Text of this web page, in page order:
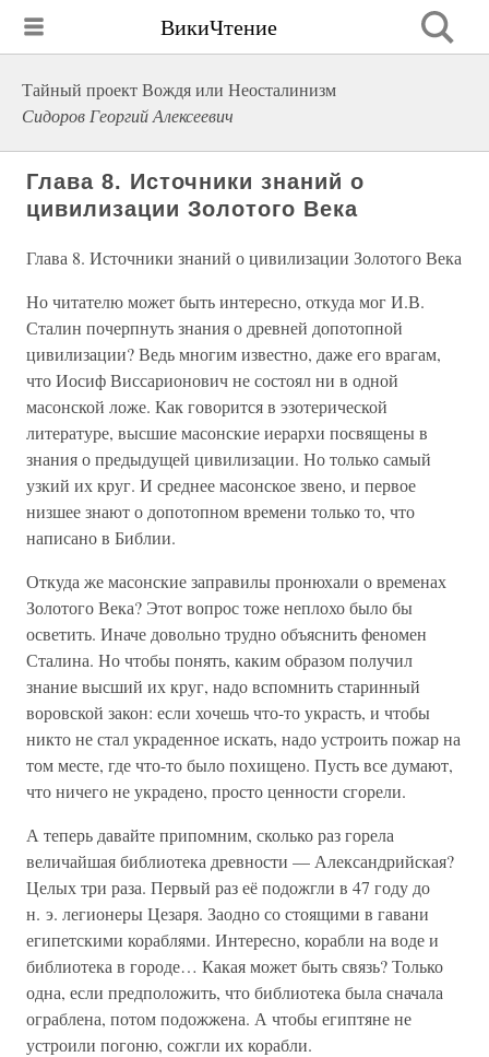
ВикиЧтение
Тайный проект Вождя или Неосталинизм
Сидоров Георгий Алексеевич
Глава 8. Источники знаний о
цивилизации Золотого Века
Глава 8. Источники знаний о цивилизации Золотого Века
Но читателю может быть интересно, откуда мог И.В.
Сталин почерпнуть знания о древней допотопной
цивилизации? Ведь многим известно, даже его врагам,
что Иосиф Виссарионович не состоял ни в одной
масонской ложе. Как говорится в эзотерической
литературе, высшие масонские иерархи посвящены в
знания о предыдущей цивилизации. Но только самый
узкий их круг. И среднее масонское звено, и первое
низшее знают о допотопном времени только то, что
написано в Библии.
Откуда же масонские заправилы пронюхали о временах
Золотого Века? Этот вопрос тоже неплохо было бы
осветить. Иначе довольно трудно объяснить феномен
Сталина. Но чтобы понять, каким образом получил
знание высший их круг, надо вспомнить старинный
воровской закон: если хочешь что-то украсть, и чтобы
никто не стал украденное искать, надо устроить пожар на
том месте, где что-то было похищено. Пусть все думают,
что ничего не украдено, просто ценности сгорели.
А теперь давайте припомним, сколько раз горела
величайшая библиотека древности — Александрийская?
Целых три раза. Первый раз её подожгли в 47 году до
н. э. легионеры Цезаря. Заодно со стоящими в гавани
египетскими кораблями. Интересно, корабли на воде и
библиотека в городе… Какая может быть связь? Только
одна, если предположить, что библиотека была сначала
ограблена, потом подожжена. А чтобы египтяне не
устроили погоню, сожгли их корабли.